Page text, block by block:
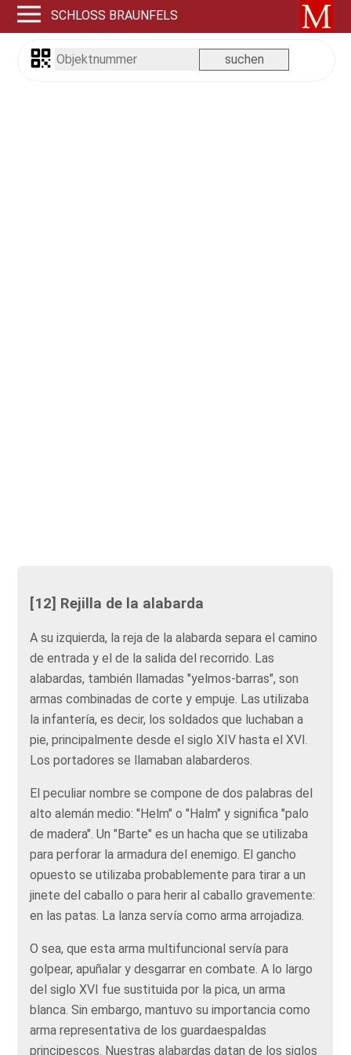
SCHLOSS BRAUNFELS
[12] Rejilla de la alabarda
A su izquierda, la reja de la alabarda separa el camino
de entrada y el de la salida del recorrido. Las
alabardas, también llamadas "yelmos-barras", son
armas combinadas de corte y empuje. Las utilizaba
la infantería, es decir, los soldados que luchaban a
pie, principalmente desde el siglo XIV hasta el XVI.
Los portadores se llamaban alabarderos.
El peculiar nombre se compone de dos palabras del
alto alemán medio: "Helm" o "Halm" y significa "palo
de madera". Un "Barte" es un hacha que se utilizaba
para perforar la armadura del enemigo. El gancho
opuesto se utilizaba probablemente para tirar a un
jinete del caballo o para herir al caballo gravemente:
en las patas. La lanza servía como arma arrojadiza.
O sea, que esta arma multifuncional servía para
golpear, apuñalar y desgarrar en combate. A lo largo
del siglo XVI fue sustituida por la pica, un arma
blanca. Sin embargo, mantuvo su importancia como
arma representativa de los guardaespaldas
principescos. Nuestras alabardas datan de los siglos